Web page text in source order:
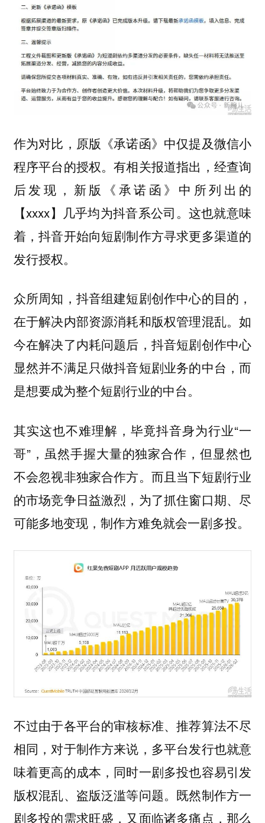
作为对比，原版《承诺函》中仅提及微信小
程序平台的授权。有相关报道指出，经查询
后发现，新版《承诺函》中所列出的
【xxxx】几乎均为抖音系公司。这也就意味
着，抖音开始向短剧制作方寻求更多渠道的
发行授权。
众所周知，抖音组建短剧创作中心的目的，
在于解决内部资源消耗和版权管理混乱。如
今在解决了内耗问题后，抖音短剧创作中心
显然并不满足只做抖音短剧业务的中台，而
是想要成为整个短剧行业的中台。
其实这也不难理解，毕竟抖音身为行业“一
哥”，虽然手握大量的独家合作，但显然也
不会忽视非独家合作方。而且当下短剧行业
的市场竞争日益激烈，为了抓住窗口期、尽
可能多地变现，制作方难免就会一剧多投。
不过由于各平台的审核标准、推荐算法不尽
相同，对于制作方来说，多平台发行也就意
味着更高的成本，同时一剧多投也容易引发
版权混乱、盗版泛滥等问题。既然制作方一
剧多投的需求旺盛，又面临诸多痛点，那么